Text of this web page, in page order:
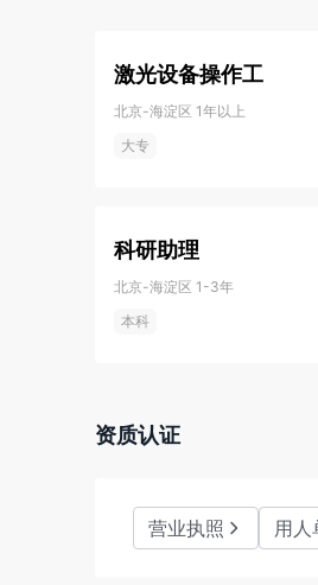
激光设备操作工
北京-海淀区 1年以上
大专
科研助理
北京-海淀区 1-3年
本科
资质认证
营业执照 用人